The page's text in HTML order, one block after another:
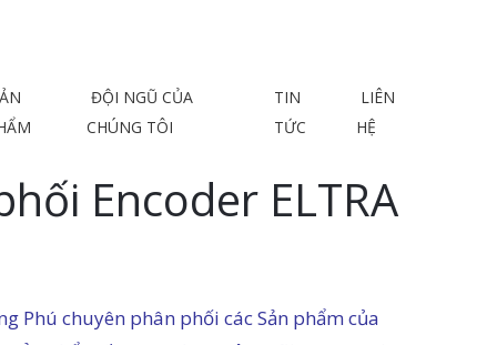
ĐỘI NGŨ CỦA
CHÚNG TÔI
TIN
TỨC
LIÊN
HỆ
Encoder ELTRA
Phú chuyên phân phối các Sản phẩm của